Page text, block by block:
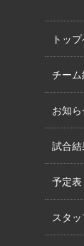
トッ
チーム
お知ら
試合結
予定表
スタッ